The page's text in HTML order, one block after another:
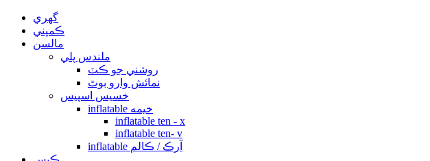
گهري
ڪمپني
مالسن
ملندس پلي
روشني جو ڪٽ
نمائش وارو بوٿ
خسيس اسپيس
inflatable خيمه
inflatable ten - x
inflatable ten- v
inflatable آرڪ / ڪالم